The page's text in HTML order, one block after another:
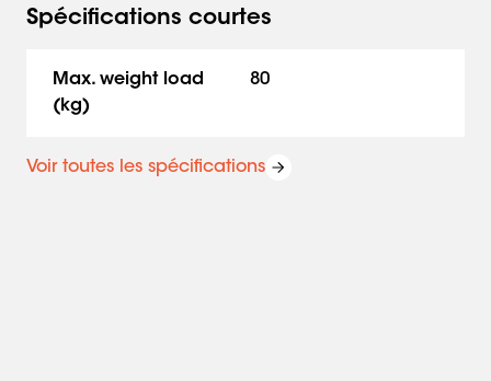
Spécifications courtes
Max. weight load
(kg)
80
Voir toutes les spécifications